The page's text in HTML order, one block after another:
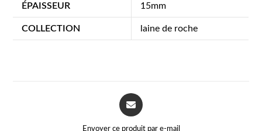
ÉPAISSEUR 15mm
COLLECTION laine de roche
Envoyer ce produit par e-mail